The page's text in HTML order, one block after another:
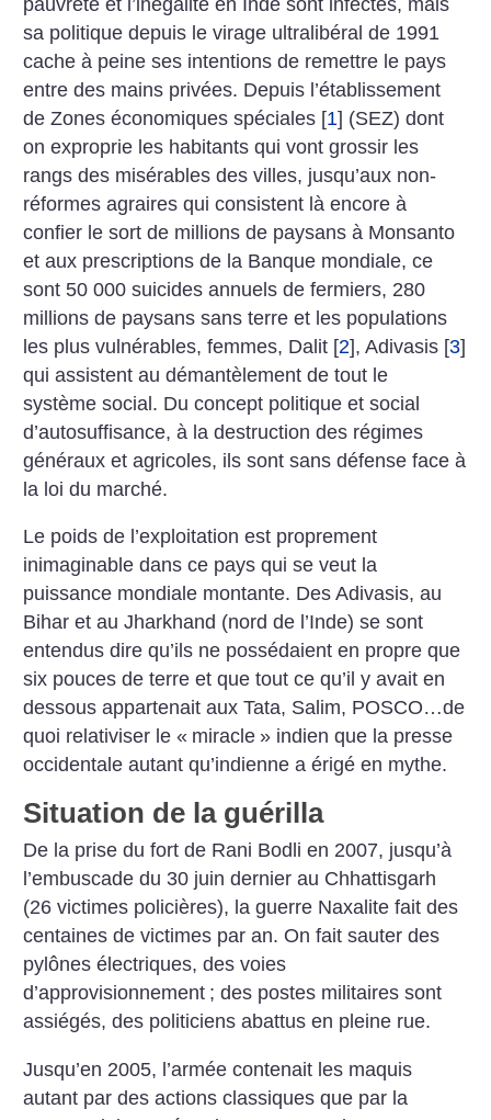
sa politique depuis le virage ultralibéral de 1991
cache à peine ses intentions de remettre le pays
entre des mains privées. Depuis l’établissement
de Zones économiques spéciales [1] (SEZ) dont
on exproprie les habitants qui vont grossir les
rangs des misérables des villes, jusqu’aux non-
réformes agraires qui consistent là encore à
confier le sort de millions de paysans à Monsanto
et aux prescriptions de la Banque mondiale, ce
sont 50 000 suicides annuels de fermiers, 280
millions de paysans sans terre et les populations
les plus vulnérables, femmes, Dalit [2], Adivasis [3]
qui assistent au démantèlement de tout le
système social. Du concept politique et social
d’autosuffisance, à la destruction des régimes
généraux et agricoles, ils sont sans défense face à
la loi du marché.
Le poids de l’exploitation est proprement
inimaginable dans ce pays qui se veut la
puissance mondiale montante. Des Adivasis, au
Bihar et au Jharkhand (nord de l’Inde) se sont
entendus dire qu’ils ne possédaient en propre que
six pouces de terre et que tout ce qu’il y avait en
dessous appartenait aux Tata, Salim, POSCO…de
quoi relativiser le « miracle » indien que la presse
occidentale autant qu’indienne a érigé en mythe.
Situation de la guérilla
De la prise du fort de Rani Bodli en 2007, jusqu’à
l’embuscade du 30 juin dernier au Chhattisgarh
(26 victimes policières), la guerre Naxalite fait des
centaines de victimes par an. On fait sauter des
pylônes électriques, des voies
d’approvisionnement ; des postes militaires sont
assiégés, des politiciens abattus en pleine rue.
Jusqu’en 2005, l’armée contenait les maquis
autant par des actions classiques que par la